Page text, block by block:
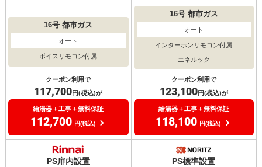
16号 都市ガス
オート
ボイスリモコン付属
クーポン利用で
117,700円(税込)が
給湯器＋工事＋無料保証
112,700 円(税込)
16号都市ガス
オート
インターホンリモコン付属
エネルック
クーポン利用で
123,100円(税込)が
給湯器＋工事＋無料保証
118,100 円(税込)
PS扉内設置 PS標準設置